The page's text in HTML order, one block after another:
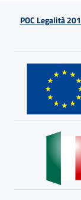
POC Legalità